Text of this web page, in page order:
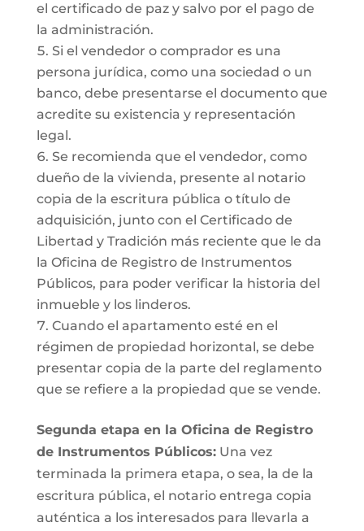
el certificado de paz y salvo por el pago de
la administración.
Si el vendedor o comprador es una
persona jurídica, como una sociedad o un
banco, debe presentarse el documento que
acredite su existencia y representación
legal.
Se recomienda que el vendedor, como
dueño de la vivienda, presente al notario
copia de la escritura pública o título de
adquisición, junto con el Certificado de
Libertad y Tradición más reciente que le da
la Oficina de Registro de Instrumentos
Públicos, para poder verificar la historia del
inmueble y los linderos.
Cuando el apartamento esté en el
régimen de propiedad horizontal, se debe
presentar copia de la parte del reglamento
que se refiere a la propiedad que se vende.
Segunda etapa en la Oficina de Registro
de Instrumentos Públicos:Una vez
terminada la primera etapa, o sea, la de la
escritura pública, el notario entrega copia
auténtica a los interesados para llevarla a